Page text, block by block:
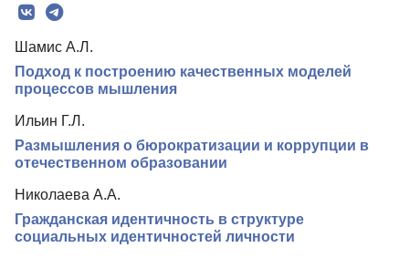
Редакционная политика
Индексирование
Для авторов
Рубрики
Контакты
Шамис А.Л.
Подход к построению качественных моделей
процессов мышления
Ильин Г.Л.
Размышления о бюрократизации и коррупции в
отечественном образовании
Николаева А.А.
Гражданская идентичность в структуре
социальных идентичностей личности